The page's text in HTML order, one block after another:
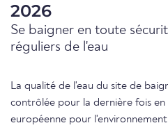
2026
Se baigner en toute
réguliers de l'eau
La qualité de l'eau du site de
contrôlée pour la dernière fois en
européenne pour